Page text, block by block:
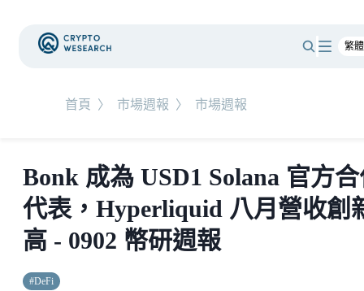
首頁 〉 市場週報 〉 市場週報
Bonk 成為 USD1 Solana 官方
代表，Hyperliquid 八月營收創
高 - 0902 幣研週報
#DeFi